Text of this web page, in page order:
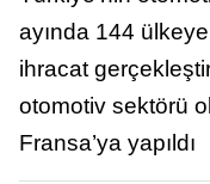
ayında 144
ihracat
otomotiv sektörü
Fransa’ya yapıldı